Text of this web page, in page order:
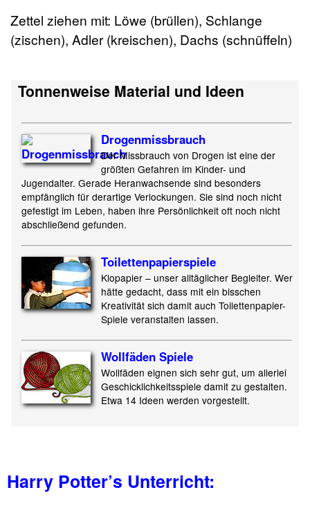
Zettel ziehen mit: Löwe (brüllen), Schlange
(zischen), Adler (kreischen), Dachs (schnüffeln)
Tonnenweise Material und Ideen
Drogenmissbrauch
Der Missbrauch von Drogen ist eine der
größten Gefahren im Kinder- und
Jugendalter. Gerade Heranwachsende sind besonders
empfänglich für derartige Verlockungen. Sie sind noch nicht
gefestigt im Leben, haben ihre Persönlichkeit oft noch nicht
abschließend gefunden.
Toilettenpapierspiele
Klopapier – unser alltäglicher Begleiter. Wer
hätte gedacht, dass mit ein bisschen
Kreativität sich damit auch Toilettenpapier-
Spiele veranstalten lassen.
Wollfäden Spiele
Wollfäden eignen sich sehr gut, um allerlei
Geschicklichkeitsspiele damit zu gestalten.
Etwa 14 Ideen werden vorgestellt.
Harry Potter’s Unterricht: